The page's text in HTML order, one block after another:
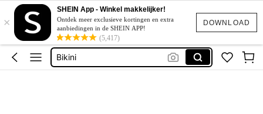
DOWNLOAD
×
SHEIN App - Winkel makkelijker!
Ontdek meer exclusieve kortingen en extra
aanbiedingen in de SHEIN APP!
(5,417)
Corrigerend Badpak
Katoen
Squishy
Bikini